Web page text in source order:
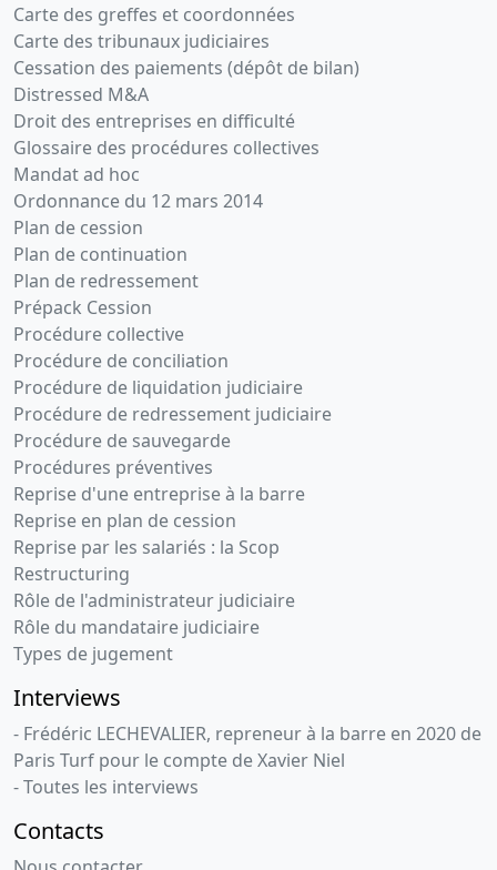
Carte des greffes et coordonnées
Carte des tribunaux judiciaires
Cessation des paiements (dépôt de bilan)
Distressed M&A
Droit des entreprises en difficulté
Glossaire des procédures collectives
Mandat ad hoc
Ordonnance du 12 mars 2014
Plan de cession
Plan de continuation
Plan de redressement
Prépack Cession
Procédure collective
Procédure de conciliation
Procédure de liquidation judiciaire
Procédure de redressement judiciaire
Procédure de sauvegarde
Procédures préventives
Reprise d'une entreprise à la barre
Reprise en plan de cession
Reprise par les salariés : la Scop
Restructuring
Rôle de l'administrateur judiciaire
Rôle du mandataire judiciaire
Types de jugement
Interviews
- Frédéric LECHEVALIER, repreneur à la barre en 2020 de
Paris Turf pour le compte de Xavier Niel
- Toutes les interviews
Contacts